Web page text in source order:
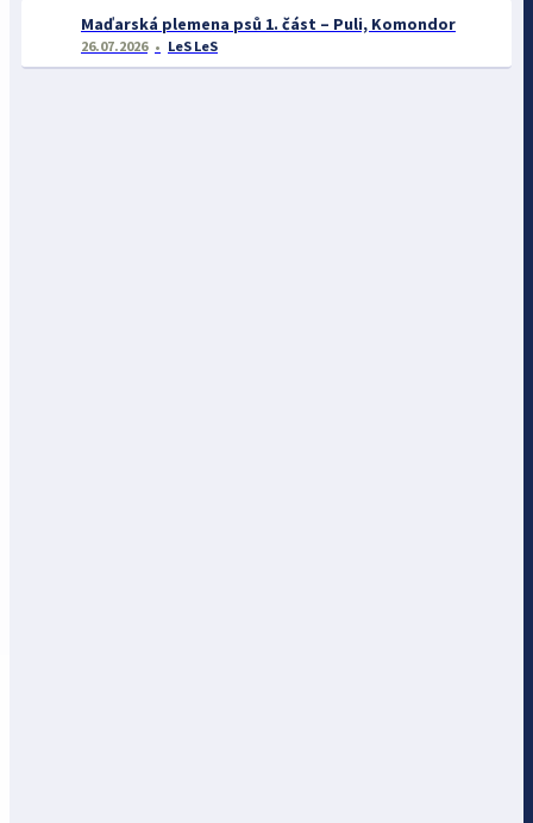
Maďarská plemena psů 1. část – Puli, Komondor
26.07.2026 LeS LeS